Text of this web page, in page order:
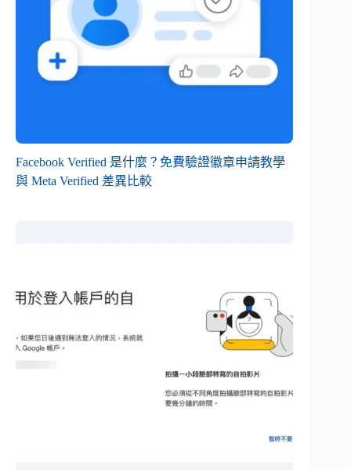
Facebook Verified 是什麼？免費驗證徽章申請教學
與 Meta Verified 差異比較